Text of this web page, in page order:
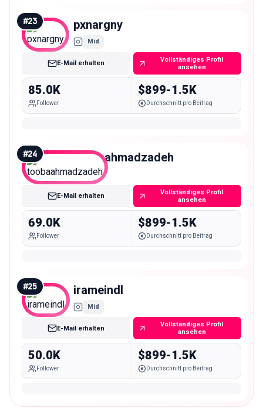
#23 pxnargny
Mid
E-Mail erhalten
Vollständiges Profil
ansehen
85.0K
Follower
$899-1.5K
Durchschnitt pro Beitrag
#24 toobaahmadzadeh
Mid
E-Mail erhalten
Vollständiges Profil
ansehen
69.0K
Follower
$899-1.5K
Durchschnitt pro Beitrag
#25 irameindl
Mid
E-Mail erhalten
Vollständiges Profil
ansehen
50.0K
Follower
$899-1.5K
Durchschnitt pro Beitrag